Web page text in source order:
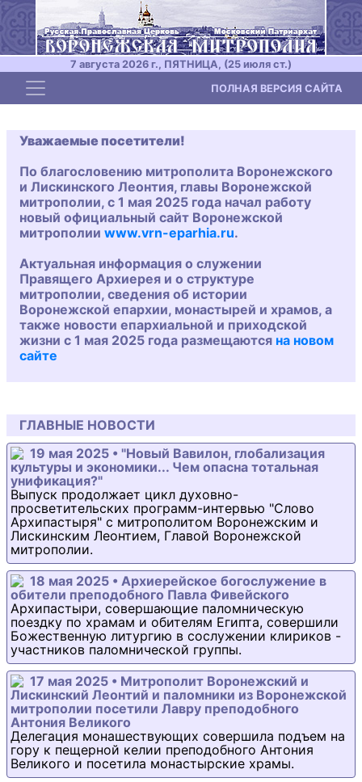
7 августа 2026 г., ПЯТНИЦА, (25 июля ст.)
Toggle navigation ПОЛНАЯ ВЕРСИЯ САЙТА
Уважаемые посетители!
По благословению митрополита Воронежского
и Лискинского Леонтия, главы Воронежской
митрополии, с 1 мая 2025 года начал работу
новый официальный сайт Воронежской
митрополии www.vrn-eparhia.ru.
Актуальная информация о служении
Правящего Архиерея и о структуре
митрополии, сведения об истории
Воронежской епархии, монастырей и храмов, а
также новости епархиальной и приходской
жизни с 1 мая 2025 года размещаются на новом
сайте
ГЛАВНЫЕ НОВОСТИ
19 мая 2025 • "Новый Вавилон, глобализация
культуры и экономики... Чем опасна тотальная
унификация?"
Выпуск продолжает цикл духовно-
просветительских программ-интервью "Слово
Архипастыря" с митрополитом Воронежским и
Лискинским Леонтием, Главой Воронежской
митрополии.
18 мая 2025 • Архиерейское богослужение в
обители преподобного Павла Фивейского
Архипастыри, совершающие паломническую
поездку по храмам и обителям Египта, совершили
Божественную литургию в сослужении клириков -
участников паломнической группы.
17 мая 2025 • Митрополит Воронежский и
Лискинский Леонтий и паломники из Воронежской
митрополии посетили Лавру преподобного
Антония Великого
Делегация монашествующих совершила подъем на
гору к пещерной келии преподобного Антония
Великого и посетила монастырские храмы.